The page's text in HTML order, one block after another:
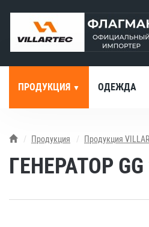
ПРОДУКЦИЯ ОДЕЖДА
Продукция Продукция
ГЕНЕРАТОР GG